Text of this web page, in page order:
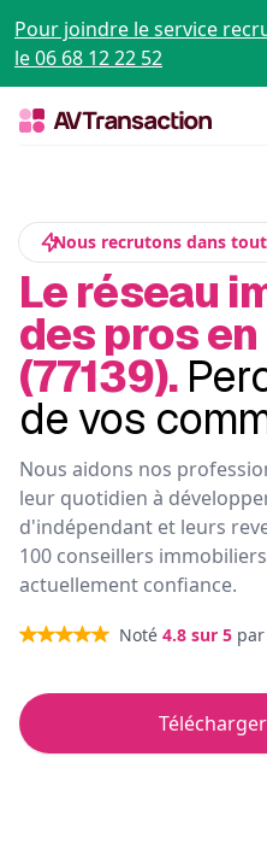
Pour joindre le service
le 06 68 12 22 52
Nous recrutons dans
Le réseau
des pros
(77139).
de vos
Nous aidons nos
leur quotidien à
d'indépendant et leurs
100 conseillers
actuellement confiance.
Noté 4.8 sur 5 par